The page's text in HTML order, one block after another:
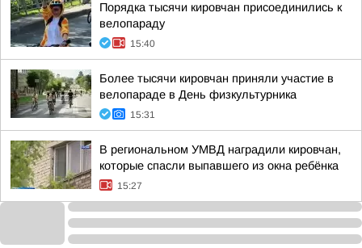
Порядка тысячи кировчан присоединились к
велопараду
15:40
Более тысячи кировчан приняли участие в
велопараде в День физкультурника
15:31
В региональном УМВД наградили кировчан,
которые спасли выпавшего из окна ребёнка
15:27